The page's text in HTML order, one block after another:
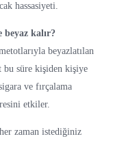
hassasiyeti.
beyaz kalır?
beyazlatılan
bu süre kişiden kişiye
ve fırçalama
etkiler.
zaman istediğiniz